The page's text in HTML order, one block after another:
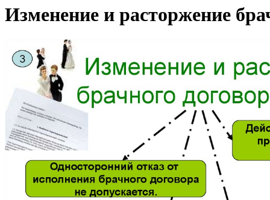
Изменение и расторжение